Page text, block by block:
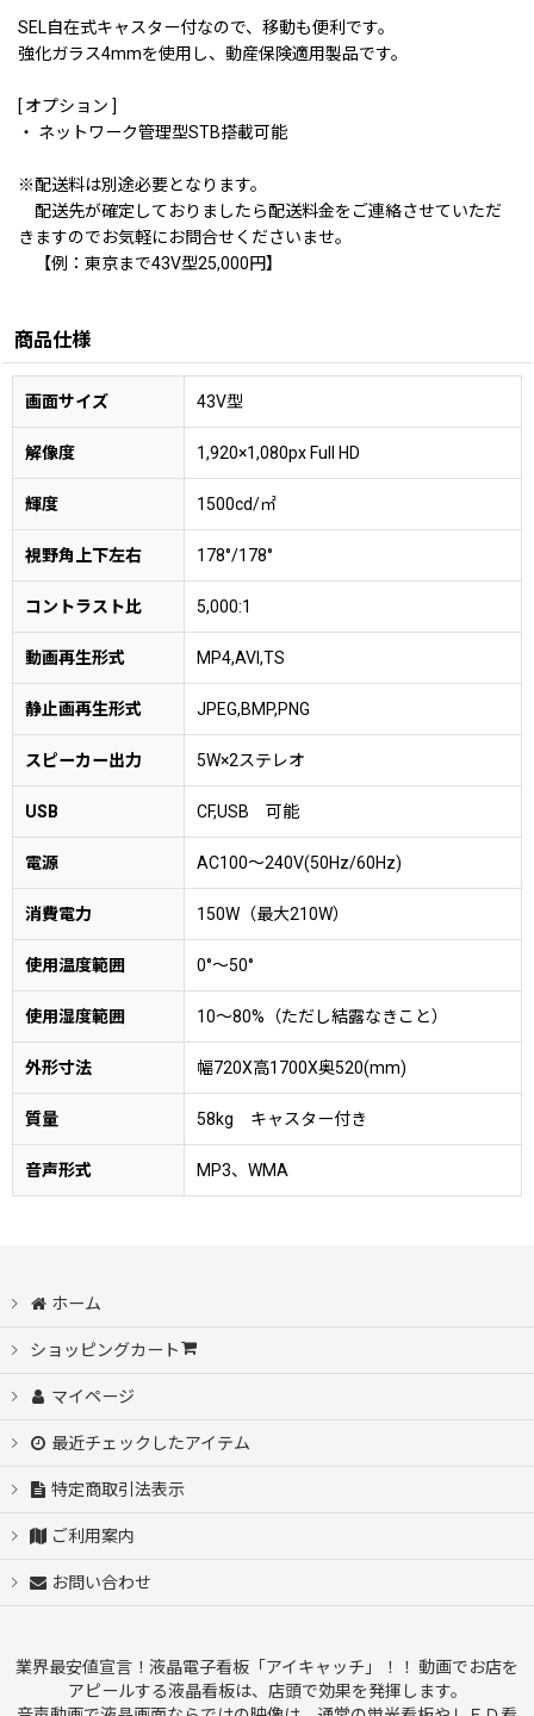
SEL自在式キャスター付なので、移動も便利です。
強化ガラス4mmを使用し、動産保険適用製品です。
[ オプション ]
・ ネットワーク管理型STB搭載可能
※配送料は別途必要となります。
配送先が確定しておりましたら配送料金をご連絡させていただ
きますのでお気軽にお問合せくださいませ。
【例：東京まで43V型25,000円】
商品仕様
画面サイズ 43V型
解像度 1,920×1,080px Full HD
輝度 1500cd/㎡
視野角上下左右 178°/178°
コントラスト比 5,000:1
動画再生形式 MP4,AVI,TS
静止画再生形式 JPEG,BMP,PNG
スピーカー出力 5W×2ステレオ
USB CF,USB 可能
電源 AC100〜240V(50Hz/60Hz)
消費電力 150W（最大210W）
使用温度範囲 0°〜50°
使用湿度範囲 10〜80%（ただし結露なきこと）
外形寸法 幅720X高1700X奥520(mm)
質量 58kg キャスター付き
音声形式 MP3、WMA
ホーム
ショッピングカート
マイページ
最近チェックしたアイテム
特定商取引法表示
ご利用案内
お問い合わせ
業界最安値宣言！液晶電子看板「アイキャッチ」！！ 動画でお店を
アピールする液晶看板は、店頭で効果を発揮します。